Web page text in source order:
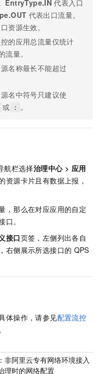
EntryType.IN 代表入口
代表出口流量。
资源生效。
的应用总流量仅统计
流量。
名称最长不能超过
名中符号只建议使
或 : 。
航栏选择治理中心> 应用
资源卡片且有数据上报，
，那么在对应应用的自定
。
接口页签，左侧列出各自
右侧展示所选接口的 QPS
体操作，请参见配置流控
。
非阿里云专有网络环境接入
理时的网络配置